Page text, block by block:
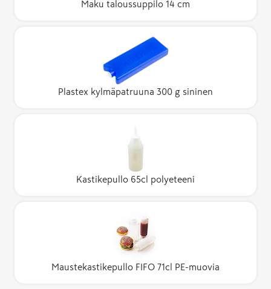
Maku taloussuppilo 14 cm
Plastex kylmäpatruuna 300 g sininen
Kastikepullo 65cl polyeteeni
Maustekastikepullo FIFO 71cl PE-muovia